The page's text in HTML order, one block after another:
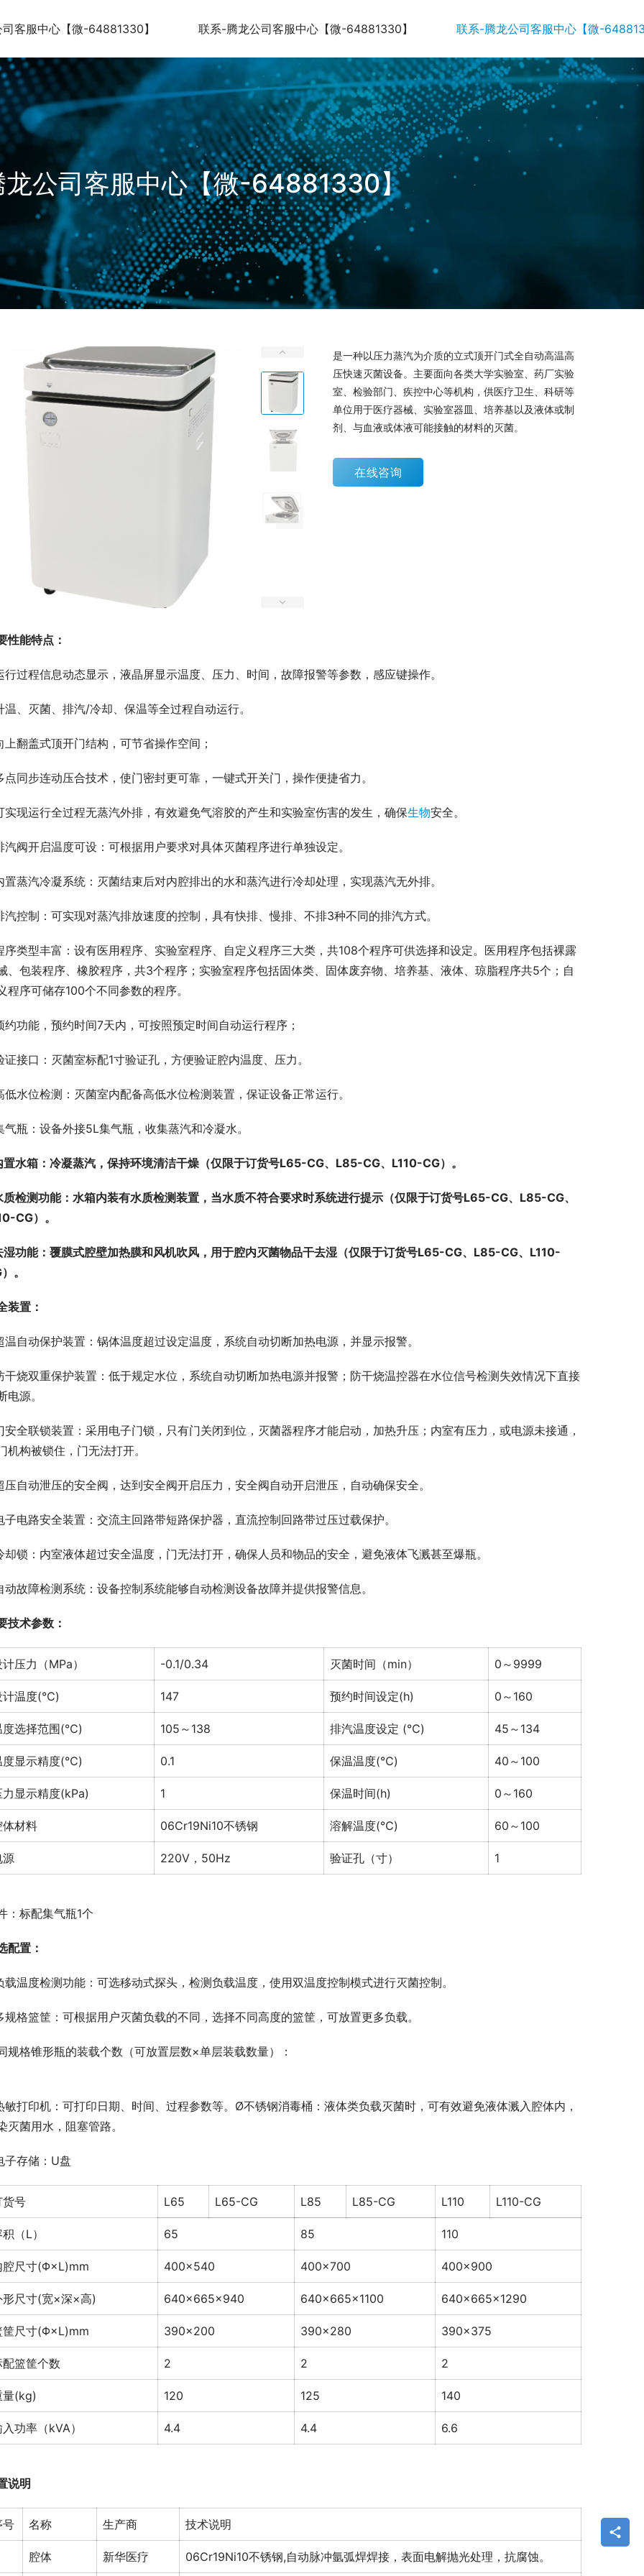
客服中心【微-64881330】 联系-腾龙公司客服中心【微-64881330】 联系-腾龙公司客服中心【微-
公司客服中心【微-64881330】
是一种以压力蒸汽为介质的立式顶开门式全自动高温高
压快速灭菌设备。主要面向各类大学实验室、药厂实验
室、检验部门、疾控中心等机构，供医疗卫生、科研等
单位用于医疗器械、实验室器皿、培养基以及液体或制
剂、与血液或体液可能接触的材料的灭菌。
在线咨询
性能特点：
过程信息动态显示，液晶屏显示温度、压力、时间，故障报警等参数，感应键操作。
、灭菌、排汽/冷却、保温等全过程自动运行。
翻盖式顶开门结构，可节省操作空间；
同步连动压合技术，使门密封更可靠，一键式开关门，操作便捷省力。
现运行全过程无蒸汽外排，有效避免气溶胶的产生和实验室伤害的发生，确保生物安全。
阀开启温度可设：可根据用户要求对具体灭菌程序进行单独设定。
蒸汽冷凝系统：灭菌结束后对内腔排出的水和蒸汽进行冷却处理，实现蒸汽无外排。
控制：可实现对蒸汽排放速度的控制，具有快排、慢排、不排3种不同的排汽方式。
类型丰富：设有医用程序、实验室程序、自定义程序三大类，共108个程序可供选择和设定。医用程序包括裸露
、包装程序、橡胶程序，共3个程序；实验室程序包括固体类、固体废弃物、培养基、液体、琼脂程序共5个；自
程序可储存100个不同参数的程序。
功能，预约时间7天内，可按照预定时间自动运行程序；
接口：灭菌室标配1寸验证孔，方便验证腔内温度、压力。
水位检测：灭菌室内配备高低水位检测装置，保证设备正常运行。
瓶：设备外接5L集气瓶，收集蒸汽和冷凝水。
水箱：冷凝蒸汽，保持环境清洁干燥（仅限于订货号L65-CG、L85-CG、L110-CG）。
检测功能：水箱内装有水质检测装置，当水质不符合要求时系统进行提示（仅限于订货号L65-CG、L85-CG、
CG）。
功能：覆膜式腔壁加热膜和风机吹风，用于腔内灭菌物品干去湿（仅限于订货号L65-CG、L85-CG、L110-
。
装置：
自动保护装置：锅体温度超过设定温度，系统自动切断加热电源，并显示报警。
烧双重保护装置：低于规定水位，系统自动切断加热电源并报警；防干烧温控器在水位信号检测失效情况下直接
电源。
全联锁装置：采用电子门锁，只有门关闭到位，灭菌器程序才能启动，加热升压；内室有压力，或电源未接通，
机构被锁住，门无法打开。
自动泄压的安全阀，达到安全阀开启压力，安全阀自动开启泄压，自动确保安全。
电路安全装置：交流主回路带短路保护器，直流控制回路带过压过载保护。
锁：内室液体超过安全温度，门无法打开，确保人员和物品的安全，避免液体飞溅甚至爆瓶。
故障检测系统：设备控制系统能够自动检测设备故障并提供报警信息。
技术参数：
压力（MPa） -0.1/0.34 灭菌时间（min） 0～9999
计温度(℃) 147 预约时间设定(h) 0～160
度选择范围(℃) 105～138 排汽温度设定 (℃) 45～134
度显示精度(℃) 0.1 保温温度(℃) 40～100
力显示精度(kPa) 1 保温时间(h) 0～160
体材料 06Cr19Ni10不锈钢 溶解温度(℃) 60～100
源 220V，50Hz 验证孔（寸） 1
：标配集气瓶1个
配置：
温度检测功能：可选移动式探头，检测负载温度，使用双温度控制模式进行灭菌控制。
格篮筐：可根据用户灭菌负载的不同，选择不同高度的篮筐，可放置更多负载。
规格锥形瓶的装载个数（可放置层数×单层装载数量）：
打印机：可打印日期、时间、过程参数等。Ø不锈钢消毒桶：液体类负载灭菌时，可有效避免液体溅入腔体内，
灭菌用水，阻塞管路。
存储：U盘
货号 L65 L65-CG L85 L85-CG L110 L110-CG
（L） 65 85 110
腔尺寸(Φ×L)mm 400×540 400×700 400×900
形尺寸(宽×深×高) 640×665×940 640×665×1100 640×665×1290
筐尺寸(Φ×L)mm 390×200 390×280 390×375
配篮筐个数 2 2 2
量(kg) 120 125 140
功率（kVA） 4.4 4.4 6.6
说明
号 名称 生产商 技术说明
腔体 新华医疗 06Cr19Ni10不锈钢,自动脉冲氩弧焊焊接，表面电解抛光处理，抗腐蚀。